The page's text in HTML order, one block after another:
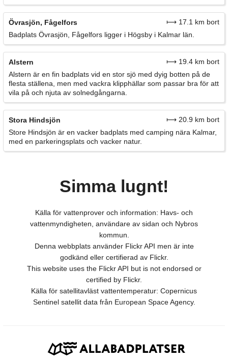
Övrasjön, Fågelfors
⟼ 17.1 km bort
Badplats Övrasjön, Fågelfors ligger i Högsby i Kalmar län.
Alstern
⟼ 19.4 km bort
Alstern är en fin badplats vid en stor sjö med dyig botten på de
flesta ställena, men med vackra klipphällar som passar bra för att
vila på och njuta av solnedgångarna.
Stora Hindsjön
⟼ 20.9 km bort
Store Hindsjön är en vacker badplats med camping nära Kalmar,
med en parkeringsplats och vacker natur.
Simma lugnt!
Källa för vattenprover och information: Havs- och
vattenmyndigheten, användare av sidan och Nybros
kommun.
Denna webbplats använder Flickr API men är inte
godkänd eller certifierad av Flickr.
This website uses the Flickr API but is not endorsed or
certified by Flickr.
Källa för satellitavläst vattentemperatur: Copernicus
Sentinel satellit data från European Space Agency.